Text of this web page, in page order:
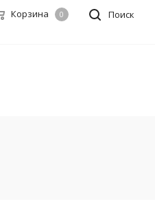
Поиск
Корзина 0